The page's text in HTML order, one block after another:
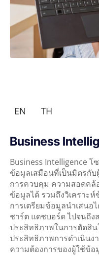
EN TH
Business
Business Intelligence โ
ข้อมูลเสมือนที่เป็นมิตรกับ
การควบคุม ความสอดคล้
ข้อมูลได้ รวมถึงวิเคราะ
การเตรียมข้อมูลนำเสนอ
ชาร์ต แดชบอร์ด ไปจนถึง
ประสิทธิภาพในการตัดสิน
ประสิทธิภาพการดำเนิน
ความต้องการของผู้ใช้ข้